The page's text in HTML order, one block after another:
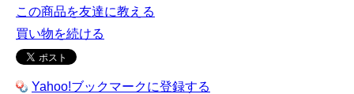
この商品を友達に教える
買い物を続ける
Yahoo!ブックマークに登録する